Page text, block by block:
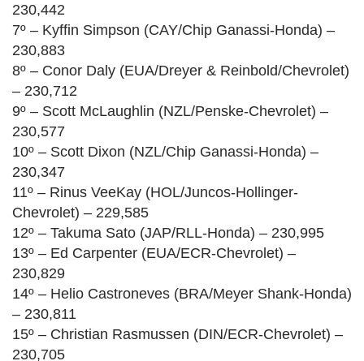
230,442
7º – Kyffin Simpson (CAY/Chip Ganassi-Honda) –
230,883
8º – Conor Daly (EUA/Dreyer & Reinbold/Chevrolet)
– 230,712
9º – Scott McLaughlin (NZL/Penske-Chevrolet) –
230,577
10º – Scott Dixon (NZL/Chip Ganassi-Honda) –
230,347
11º – Rinus VeeKay (HOL/Juncos-Hollinger-
Chevrolet) – 229,585
12º – Takuma Sato (JAP/RLL-Honda) – 230,995
13º – Ed Carpenter (EUA/ECR-Chevrolet) –
230,829
14º – Helio Castroneves (BRA/Meyer Shank-Honda)
– 230,811
15º – Christian Rasmussen (DIN/ECR-Chevrolet) –
230,705